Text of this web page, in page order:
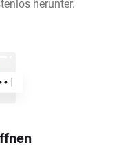
herunter.